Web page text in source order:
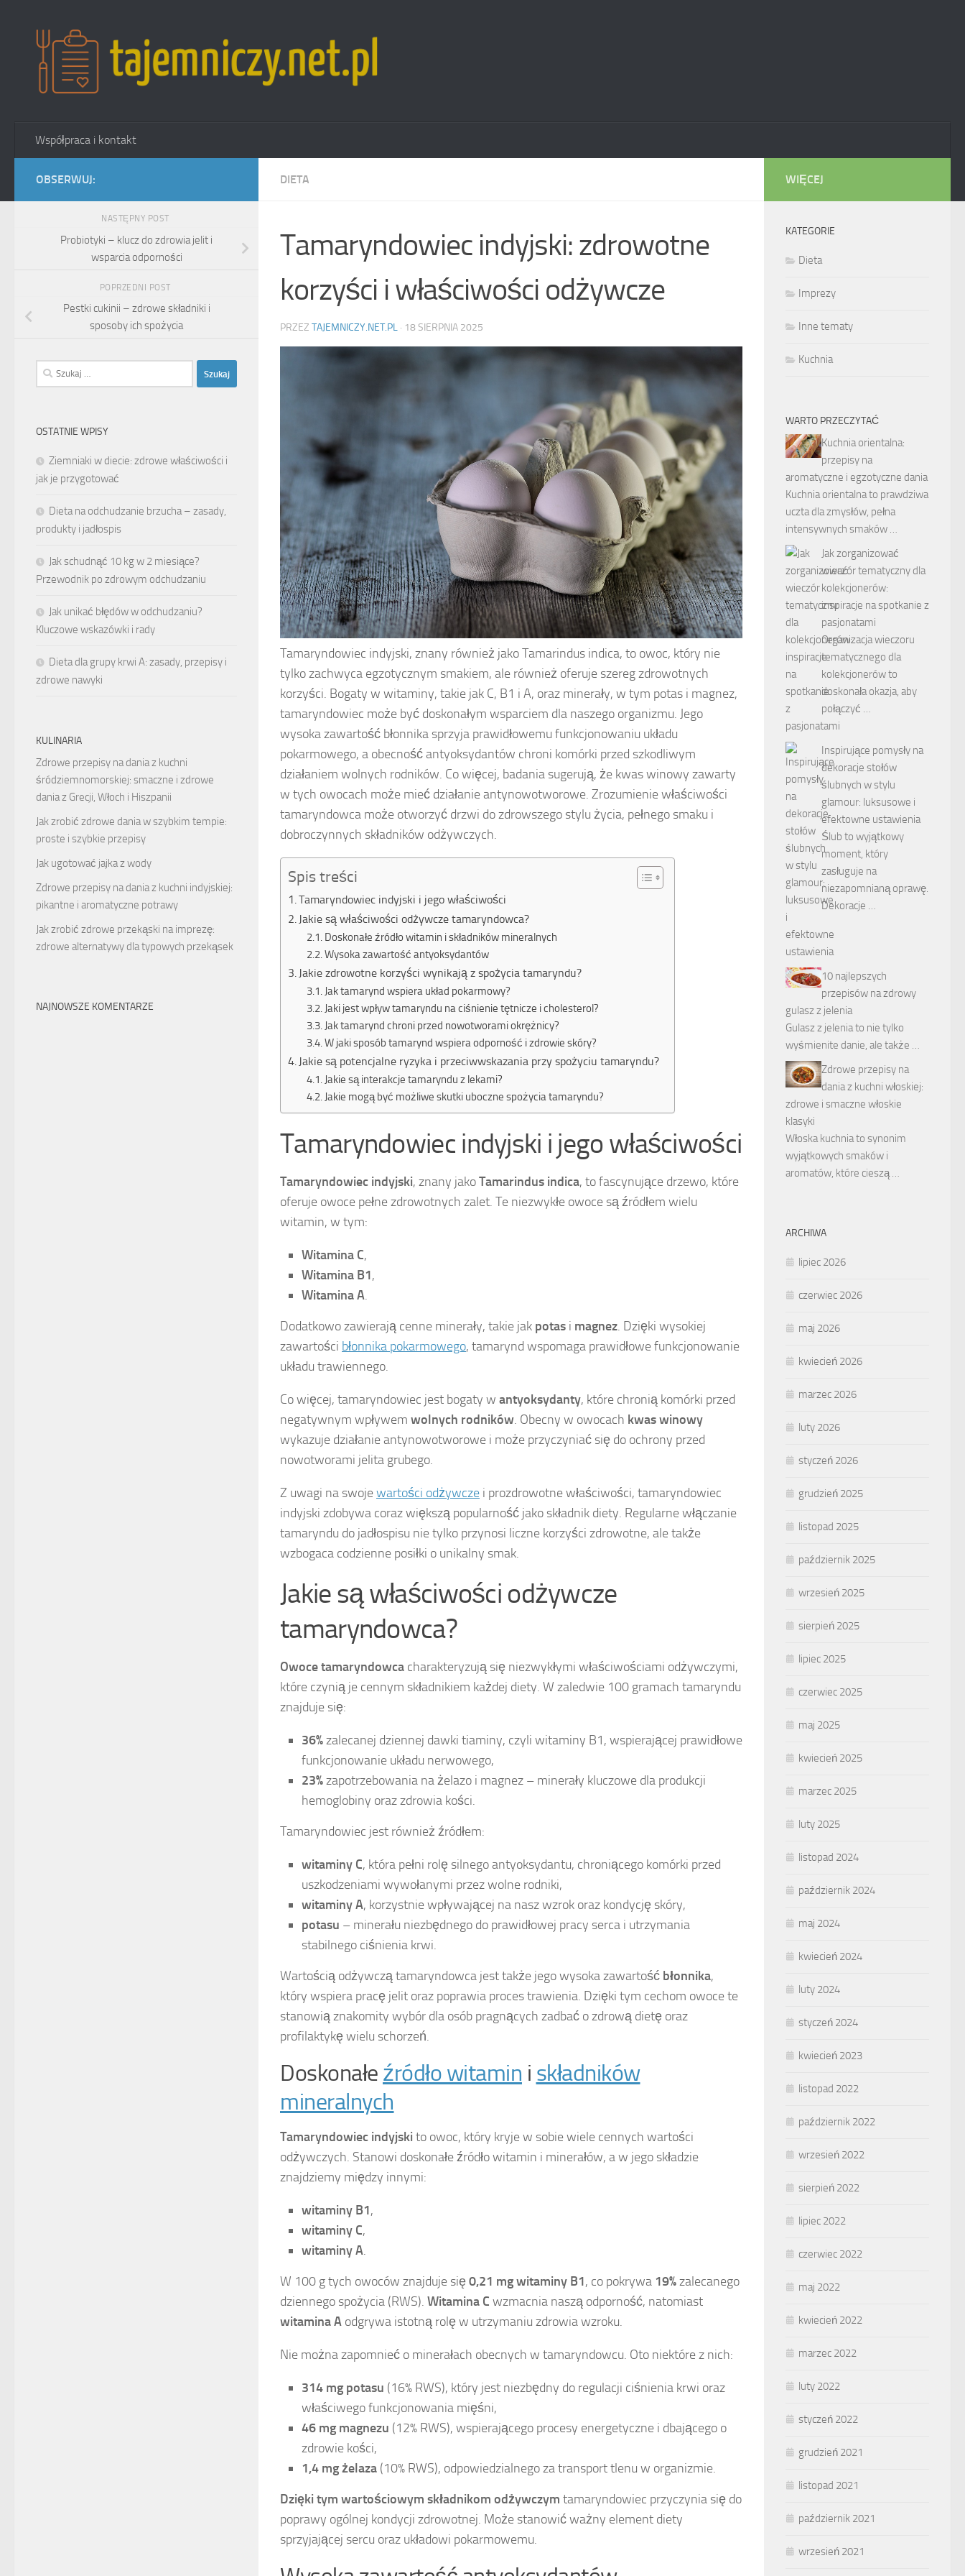
Współpraca i kontakt
DIETA
Tamaryndowiec indyjski: zdrowotne
korzyści i właściwości odżywcze
PRZEZ TAJEMNICZY.NET.PL · 18 SIERPNIA 2025
Tamaryndowiec indyjski, znany również jako Tamarindus indica, to owoc, który nie
tylko zachwyca egzotycznym smakiem, ale również oferuje szereg zdrowotnych
korzyści. Bogaty w witaminy, takie jak C, B1 i A, oraz minerały, w tym potas i magnez,
tamaryndowiec może być doskonałym wsparciem dla naszego organizmu. Jego
wysoka zawartość błonnika sprzyja prawidłowemu funkcjonowaniu układu
pokarmowego, a obecność antyoksydantów chroni komórki przed szkodliwym
działaniem wolnych rodników. Co więcej, badania sugerują, że kwas winowy zawarty
w tych owocach może mieć działanie antynowotworowe. Zrozumienie właściwości
tamaryndowca może otworzyć drzwi do zdrowszego stylu życia, pełnego smaku i
dobroczynnych składników odżywczych.
Spis treści
Tamaryndowiec indyjski i jego właściwości
Jakie są właściwości odżywcze tamaryndowca?
Doskonałe źródło witamin i składników mineralnych
Wysoka zawartość antyoksydantów
Jakie zdrowotne korzyści wynikają z spożycia tamaryndu?
Jak tamarynd wspiera układ pokarmowy?
Jaki jest wpływ tamaryndu na ciśnienie tętnicze i cholesterol?
Jak tamarynd chroni przed nowotworami okrężnicy?
W jaki sposób tamarynd wspiera odporność i zdrowie skóry?
Jakie są potencjalne ryzyka i przeciwwskazania przy spożyciu tamaryndu?
Jakie są interakcje tamaryndu z lekami?
Jakie mogą być możliwe skutki uboczne spożycia tamaryndu?
Tamaryndowiec indyjski i jego właściwości
Tamaryndowiec indyjski, znany jakoTamarindus indica, to fascynujące drzewo, które
oferuje owoce pełne zdrowotnych zalet. Te niezwykłe owoce są źródłem wielu
witamin, w tym:
Witamina C,
Witamina B1,
Witamina A.
Dodatkowo zawierają cenne minerały, takie jak potas i magnez. Dzięki wysokiej
zawartości błonnika pokarmowego, tamarynd wspomaga prawidłowe funkcjonowanie
układu trawiennego.
Co więcej, tamaryndowiec jest bogaty w antyoksydanty, które chronią komórki przed
negatywnym wpływem wolnych rodników. Obecny w owocach kwas winowy
wykazuje działanie antynowotworowe i może przyczyniać się do ochrony przed
nowotworami jelita grubego.
Z uwagi na swojewartości odżywcze i prozdrowotne właściwości, tamaryndowiec
indyjski zdobywa coraz większą popularność jako składnik diety. Regularne włączanie
tamaryndu do jadłospisu nie tylko przynosi liczne korzyści zdrowotne, ale także
wzbogaca codzienne posiłki o unikalny smak.
Jakie są właściwości odżywcze
tamaryndowca?
Owoce tamaryndowca charakteryzują się niezwykłymi właściwościami odżywczymi,
które czynią je cennym składnikiem każdej diety. W zaledwie 100 gramach tamaryndu
znajduje się:
36%zalecanej dziennej dawki tiaminy, czyli witaminy B1, wspierającej prawidłowe
funkcjonowanie układu nerwowego,
23%zapotrzebowania na żelazo i magnez – minerały kluczowe dla produkcji
hemoglobiny oraz zdrowia kości.
Tamaryndowiec jest również źródłem:
witaminy C, która pełni rolę silnego antyoksydantu, chroniącego komórki przed
uszkodzeniami wywołanymi przez wolne rodniki,
witaminy A, korzystnie wpływającej na nasz wzrok oraz kondycję skóry,
potasu – minerału niezbędnego do prawidłowej pracy serca i utrzymania
stabilnego ciśnienia krwi.
Wartością odżywczą tamaryndowca jest także jego wysoka zawartość błonnika,
który wspiera pracę jelit oraz poprawia proces trawienia. Dzięki tym cechom owoce te
stanowią znakomity wybór dla osób pragnących zadbać o zdrową dietę oraz
profilaktykę wielu schorzeń.
Doskonałe źródło witamin i składników
mineralnych
Tamaryndowiec indyjski to owoc, który kryje w sobie wiele cennych wartości
odżywczych. Stanowi doskonałe źródło witamin i minerałów, a w jego składzie
znajdziemy między innymi:
witaminy B1,
witaminy C,
witaminy A.
W 100 g tych owoców znajduje się0,21 mg witaminy B1, co pokrywa 19%zalecanego
dziennego spożycia (RWS). Witamina C wzmacnia naszą odporność, natomiast
witamina A odgrywa istotną rolę w utrzymaniu zdrowia wzroku.
Nie można zapomnieć o minerałach obecnych w tamaryndowcu. Oto niektóre z nich:
314 mg potasu (16% RWS), który jest niezbędny do regulacji ciśnienia krwi oraz
właściwego funkcjonowania mięśni,
46 mg magnezu (12% RWS), wspierającego procesy energetyczne i dbającego o
zdrowie kości,
1,4 mg żelaza (10% RWS), odpowiedzialnego za transport tlenu w organizmie.
Dzięki tym wartościowym składnikom odżywczym tamaryndowiec przyczynia się do
poprawy ogólnej kondycji zdrowotnej. Może stanowić ważny element diety
sprzyjającej sercu oraz układowi pokarmowemu.
OBSERWUJ:
NASTĘPNY POST
Probiotyki – klucz do zdrowia jelit i
wsparcia odporności
POPRZEDNI POST
Pestki cukinii – zdrowe składniki i
sposoby ich spożycia
Szukaj:
OSTATNIE WPISY
Ziemniaki w diecie: zdrowe właściwości i
jak je przygotować
Dieta na odchudzanie brzucha – zasady,
produkty i jadłospis
Jak schudnąć 10 kg w 2 miesiące?
Przewodnik po zdrowym odchudzaniu
Jak unikać błędów w odchudzaniu?
Kluczowe wskazówki i rady
Dieta dla grupy krwi A: zasady, przepisy i
zdrowe nawyki
KULINARIA
Zdrowe przepisy na dania z kuchni
śródziemnomorskiej: smaczne i zdrowe
dania z Grecji, Włoch i Hiszpanii
Jak zrobić zdrowe dania w szybkim tempie:
proste i szybkie przepisy
Jak ugotować jajka z wody
Zdrowe przepisy na dania z kuchni indyjskiej:
pikantne i aromatyczne potrawy
Jak zrobić zdrowe przekąski na imprezę:
zdrowe alternatywy dla typowych przekąsek
NAJNOWSZE KOMENTARZE
WIĘCEJ
KATEGORIE
Dieta
Imprezy
Inne tematy
Kuchnia
WARTO PRZECZYTAĆ
Kuchnia orientalna:
przepisy na
aromatyczne i egzotyczne dania
Kuchnia orientalna to prawdziwa
uczta dla zmysłów, pełna
intensywnych smaków …
Jak zorganizować
wieczór tematyczny dla
kolekcjonerów:
inspiracje na spotkanie z
pasjonatami
Organizacja wieczoru
tematycznego dla
kolekcjonerów to
doskonała okazja, aby
połączyć …
Inspirujące pomysły na
dekoracje stołów
ślubnych w stylu
glamour: luksusowe i
efektowne ustawienia
Ślub to wyjątkowy
moment, który
zasługuje na
niezapomnianą oprawę.
Dekoracje …
10 najlepszych
przepisów na zdrowy
gulasz z jelenia
Gulasz z jelenia to nie tylko
wyśmienite danie, ale także …
Zdrowe przepisy na
dania z kuchni włoskiej:
zdrowe i smaczne włoskie
klasyki
Włoska kuchnia to synonim
wyjątkowych smaków i
aromatów, które cieszą …
ARCHIWA
lipiec 2026
czerwiec 2026
maj 2026
kwiecień 2026
marzec 2026
luty 2026
styczeń 2026
grudzień 2025
listopad 2025
październik 2025
wrzesień 2025
sierpień 2025
lipiec 2025
czerwiec 2025
maj 2025
kwiecień 2025
marzec 2025
luty 2025
listopad 2024
październik 2024
maj 2024
kwiecień 2024
luty 2024
styczeń 2024
kwiecień 2023
listopad 2022
październik 2022
wrzesień 2022
sierpień 2022
lipiec 2022
czerwiec 2022
maj 2022
kwiecień 2022
marzec 2022
luty 2022
styczeń 2022
grudzień 2021
listopad 2021
październik 2021
wrzesień 2021